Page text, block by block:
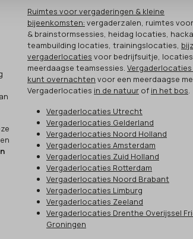
Ruimtes voor vergaderingen & kleine
bijeenkomsten: vergaderzalen, ruimtes
& brainstormsessies, heidag locaties,
teambuilding locaties, trainingslocaties,
vergaderlocaties voor bedrijfsuitje,
meerdaagse teamsessies. Vergaderlocaties
kunt overnachten voor een meerdaagse
Vergaderlocaties in de natuur of in het bos.
Vergaderlocaties Utrecht
Vergaderlocaties Gelderland
Vergaderlocaties Noord Holland
Vergaderlocaties Amsterdam
Vergaderlocaties Zuid Holland
Vergaderlocaties Rotterdam
Vergaderlocaties Noord Brabant
Vergaderlocaties Limburg
Vergaderlocaties Zeeland
Vergaderlocaties Drenthe Overijssel
Groningen